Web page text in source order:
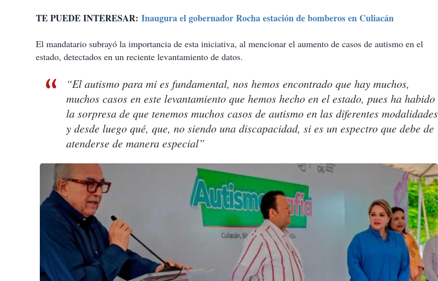
TE PUEDE INTERESAR: Inaugura el gobernador Rocha estación de bomberos en Culiacán
El mandatario subrayó la importancia de esta iniciativa, al mencionar el aumento de casos de autismo en el
estado, detectados en un reciente levantamiento de datos.
“El autismo para mi es fundamental, nos hemos encontrado que hay muchos,
muchos casos en este levantamiento que hemos hecho en el estado, pues ha habido
la sorpresa de que tenemos muchos casos de autismo en las diferentes modalidades
y desde luego qué, que, no siendo una discapacidad, si es un espectro que debe de
atenderse de manera especial”